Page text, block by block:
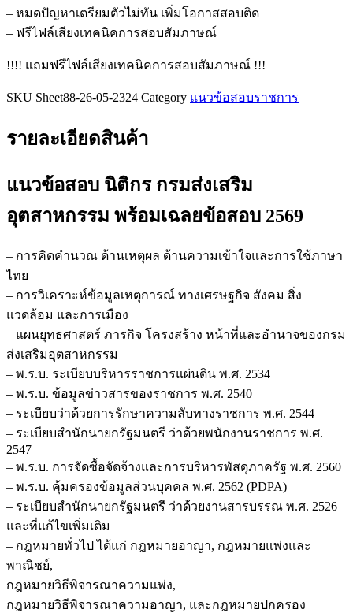
ชิ้น
– หมดปัญหาเตรียมตัวไม่ทัน เพิ่มโอกาสสอบติด
– ฟรีไฟล์เสียงเทคนิคการสอบสัมภาษณ์
!!!! แถมฟรีไฟล์เสียงเทคนิคการสอบสัมภาษณ์ !!!
SKU Sheet88-26-05-2324 Category แนวข้อสอบราชการ
รายละเอียดสินค้า
แนวข้อสอบ นิติกร กรมส่งเสริม
อุตสาหกรรม พร้อมเฉลยข้อสอบ 2569
– การคิดคำนวณ ด้านเหตุผล ด้านความเข้าใจและการใช้ภาษา
ไทย
– การวิเคราะห์ข้อมูลเหตุการณ์ ทางเศรษฐกิจ สังคม สิ่ง
แวดล้อม และการเมือง
– แผนยุทธศาสตร์ ภารกิจ โครงสร้าง หน้าที่และอำนาจของกรม
ส่งเสริมอุตสาหกรรม
– พ.ร.บ. ระเบียบบริหารราชการแผ่นดิน พ.ศ. 2534
– พ.ร.บ. ข้อมูลข่าวสารของราชการ พ.ศ. 2540
– ระเบียบว่าด้วยการรักษาความลับทางราชการ พ.ศ. 2544
– ระเบียบสำนักนายกรัฐมนตรี ว่าด้วยพนักงานราชการ พ.ศ.
2547
– พ.ร.บ. การจัดซื้อจัดจ้างและการบริหารพัสดุภาครัฐ พ.ศ. 2560
– พ.ร.บ. คุ้มครองข้อมูลส่วนบุคคล พ.ศ. 2562 (PDPA)
– ระเบียบสำนักนายกรัฐมนตรี ว่าด้วยงานสารบรรณ พ.ศ. 2526
และที่แก้ไขเพิ่มเติม
– กฎหมายทั่วไป ได้แก่ กฎหมายอาญา, กฎหมายแพ่งและ
พาณิชย์,
กฎหมายวิธีพิจารณาความแพ่ง,
กฎหมายวิธีพิจารณาความอาญา, และกฎหมายปกครอง